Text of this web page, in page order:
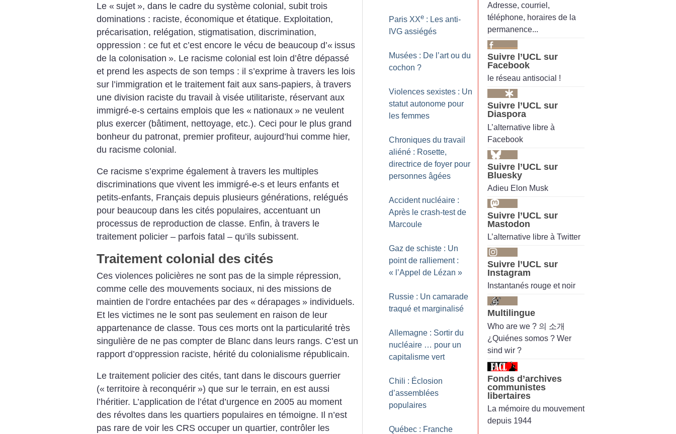
Le « sujet », dans le cadre du système colonial, subit trois
dominations : raciste, économique et étatique. Exploitation,
précarisation, relégation, stigmatisation, discrimination,
oppression : ce fut et c’est encore le vécu de beaucoup d’« issus
de la colonisation ». Le racisme colonial est loin d’être dépassé
et prend les aspects de son temps : il s’exprime à travers les lois
sur l’immigration et le traitement fait aux sans-papiers, à travers
une division raciste du travail à visée utilitariste, réservant aux
immigré-e-s certains emplois que les « nationaux » ne veulent
plus exercer (bâtiment, nettoyage, etc.). Ceci pour le plus grand
bonheur du patronat, premier profiteur, aujourd’hui comme hier,
du racisme colonial.
Ce racisme s’exprime également à travers les multiples
discriminations que vivent les immigré-e-s et leurs enfants et
petits-enfants, Français depuis plusieurs générations, relégués
pour beaucoup dans les cités populaires, accentuant un
processus de reproduction de classe. Enfin, à travers le
traitement policier – parfois fatal – qu’ils subissent.
Traitement colonial des cités
Ces violences policières ne sont pas de la simple répression,
comme celle des mouvements sociaux, ni des missions de
maintien de l’ordre entachées par des « dérapages » individuels.
Et les victimes ne le sont pas seulement en raison de leur
appartenance de classe. Tous ces morts ont la particularité très
singulière de ne pas compter de Blanc dans leurs rangs. C’est un
rapport d’oppression raciste, hérité du colonialisme républicain.
Le traitement policier des cités, tant dans le discours guerrier
(« territoire à reconquérir ») que sur le terrain, en est aussi
l’héritier. L’application de l’état d’urgence en 2005 au moment
des révoltes dans les quartiers populaires en témoigne. Il n’est
pas rare de voir les CRS occuper un quartier, contrôler les
Paris XXe : Les anti-
IVG assiégés
Musées : De l’art ou du
cochon ?
Violences sexistes : Un
statut autonome pour
les femmes
Chroniques du travail
aliéné : Rosette,
directrice de foyer pour
personnes âgées
Accident nucléaire :
Après le crash-test de
Marcoule
Gaz de schiste : Un
point de ralliement :
« l’Appel de Lézan »
Russie : Un camarade
traqué et marginalisé
Allemagne : Sortir du
nucléaire … pour un
capitalisme vert
Chili : Éclosion
d’assemblées
populaires
Québec : Franche
Adresse, courriel,
téléphone, horaires de la
permanence...
Suivre l’UCL sur
Facebook
le réseau antisocial !
Suivre l’UCL sur
Diaspora
L’alternative libre à
Facebook
Suivre l’UCL sur
Bluesky
Adieu Elon Musk
Suivre l’UCL sur
Mastodon
L’alternative libre à Twitter
Suivre l’UCL sur
Instagram
Instantanés rouge et noir
Multilingue
Who are we ? 의 소개
¿Quiénes somos ? Wer
sind wir ?
Fonds d’archives
communistes
libertaires
La mémoire du mouvement
depuis 1944